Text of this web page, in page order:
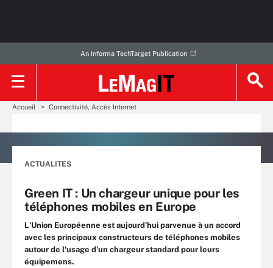
An Informa TechTarget Publication
Accueil Connectivité, Accès Internet
ACTUALITES
Green IT : Un chargeur unique pour les
téléphones mobiles en Europe
L'Union Européenne est aujourd'hui parvenue à un accord
avec les principaux constructeurs de téléphones mobiles
autour de l'usage d'un chargeur standard pour leurs
équipemens.